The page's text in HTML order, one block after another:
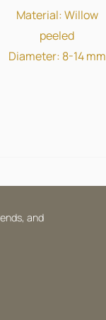
Material: Willow
peeled
Diameter: 8-14 mm
and